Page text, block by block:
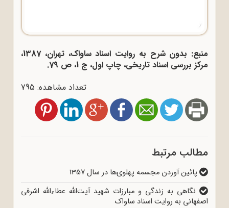
منبع: بدون شرح به روایت اسناد ساواک، تهران، 1387،
مرکز بررسی اسناد تاریخی، چاپ اول، ج 1، ص 79.
تعداد مشاهده: 795
مطالب مرتبط
پائین آوردن مجسمه پهلوی‌ها در سال 1357
نگاهی به زندگی و مبارزات شهید آیت‌الله عطاءالله اشرفی
اصفهانی به روایت اسناد ساواک